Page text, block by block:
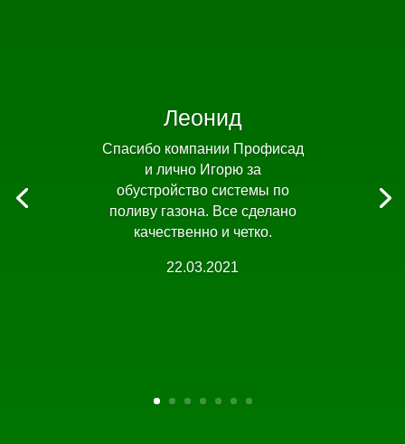
Леонид
Спасибо компании Профисад
и лично Игорю за
обустройство системы по
поливу газона. Все сделано
качественно и четко.
22.03.2021